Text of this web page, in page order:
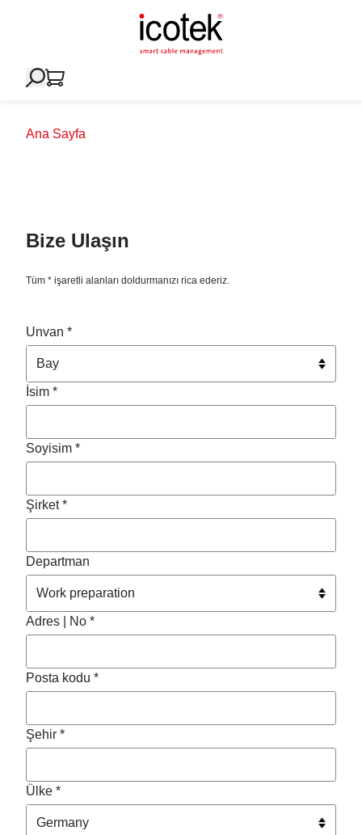
Ana Sayfa
Bize Ulaşın
Tüm * işaretli alanları doldurmanızı rica ederiz.
Unvan *
İsim *
Soyisim *
Şirket *
Departman
Adres | No *
Posta kodu *
Şehir *
Ülke *